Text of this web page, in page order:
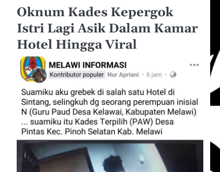
Oknum Kades Kepergok
Istri Lagi Asik Dalam Kamar
Hotel Hingga Viral